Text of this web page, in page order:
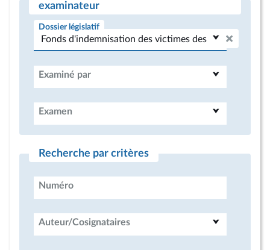
examinateur
Dossier législatif
Examiné par
Examen
Recherche par critères
Numéro
Auteur/Cosignataires